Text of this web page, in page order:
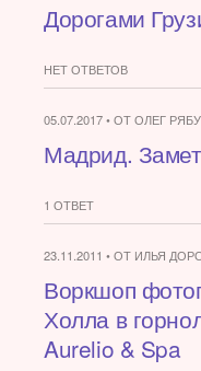
Дорогами
НЕТ ОТВЕТОВ
05.07.2017 • ОТ ОЛЕГ
Мадрид.
1 ОТВЕТ
23.11.2011 • ОТ ИЛЬЯ
Воркшоп
Холла в
Aurelio & Spa